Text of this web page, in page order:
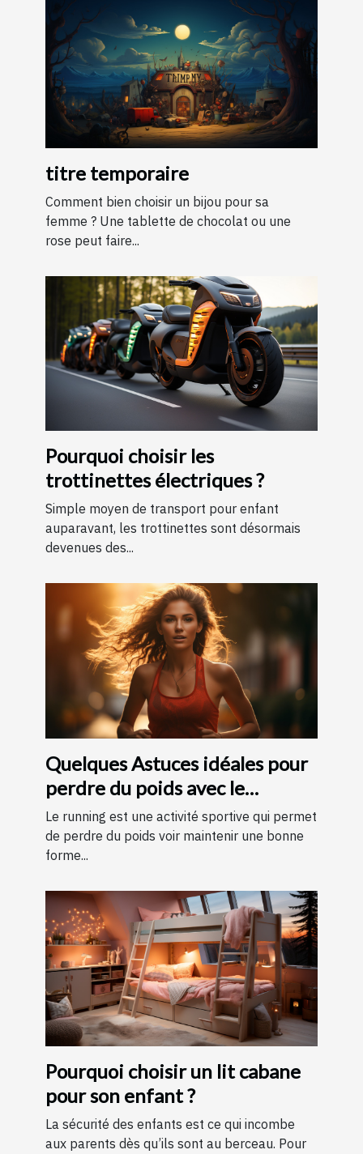
titre temporaire
Comment bien choisir un bijou pour sa
femme ? Une tablette de chocolat ou une
rose peut faire...
Pourquoi choisir les
trottinettes électriques ?
Simple moyen de transport pour enfant
auparavant, les trottinettes sont désormais
devenues des...
Quelques Astuces idéales pour
perdre du poids avec le
running ?
Le running est une activité sportive qui permet
de perdre du poids voir maintenir une bonne
forme...
Pourquoi choisir un lit cabane
pour son enfant ?
La sécurité des enfants est ce qui incombe
aux parents dès qu’ils sont au berceau. Pour